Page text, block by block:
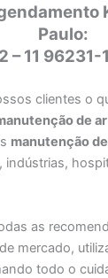
Paulo:
– 11
clientes o
de
manutenção
as
mercado,
todo o